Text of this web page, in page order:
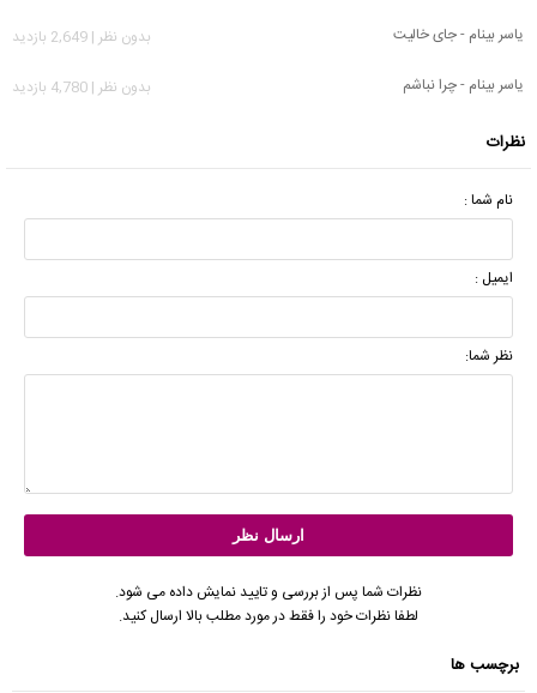
یاسر بینام - جای خالیت
بدون نظر | 2,649 بازدید
یاسر بینام - چرا نباشم
بدون نظر | 4,780 بازدید
نظرات
نام شما :
ایمیل :
نظر شما:
نظرات شما پس از بررسی و تایید نمایش داده می شود.
لطفا نظرات خود را فقط در مورد مطلب بالا ارسال کنید.
برچسب ها